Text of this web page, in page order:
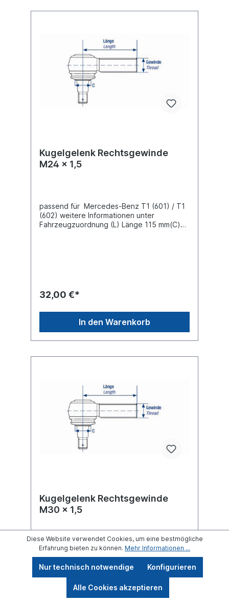
Kugelgelenk Rechtsgewinde
M24 x 1,5
passend für Mercedes-Benz T1 (601) / T1
(602) weitere Informationen unter
Fahrzeugzuordnung (L) Länge 115 mm(C)
32,00 €*
In den Warenkorb
Kugelgelenk Rechtsgewinde
M30 x 1,5
passend für DAF / Iveco / MAN / Mecedes-
Informationen unter Fahrzeugzuordnung (L)
Länge 125 mm(C) Konusmaß 26
mmGewindemaß M30 x 1,5 Gewindeart mit
Rechtsgewinde Lieferung mit Kronenmutter
Diese Website verwendet Cookies, um eine bestmögliche
Erfahrung bieten zu können. Mehr Informationen ...
Nur technisch notwendige Konfigurieren
Alle Cookies akzeptieren